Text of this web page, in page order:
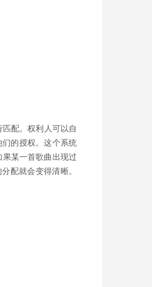
配。权利人可以自
的授权。这个系统
某一首歌曲出现过
配就会变得清晰。